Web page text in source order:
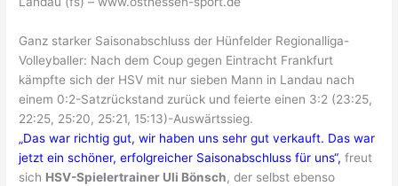
Ganz starker Saisonabschluss der Hünfelder Regionalliga-
Volleyballer: Nach dem Coup gegen Eintracht Frankfurt
kämpfte sich der HSV mit nur sieben Mann in Landau nach
einem 0:2-Satzrückstand zurück und feierte einen 3:2 (23:25,
22:25, 25:20, 25:21, 15:13)-Auswärtssieg.
„Das war richtig gut, wir haben uns sehr gut verkauft. Das war
jetzt ein schöner, erfolgreicher Saisonabschluss für uns“, freut
sich HSV-Spielertrainer Uli Bönsch, der selbst ebenso